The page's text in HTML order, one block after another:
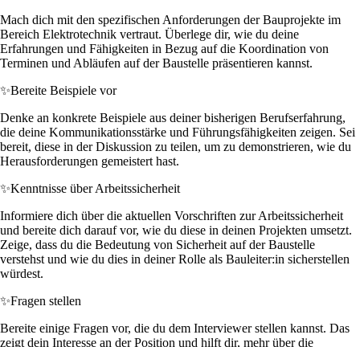
Mach dich mit den spezifischen Anforderungen der Bauprojekte im
Bereich Elektrotechnik vertraut. Überlege dir, wie du deine
Erfahrungen und Fähigkeiten in Bezug auf die Koordination von
Terminen und Abläufen auf der Baustelle präsentieren kannst.
✨Bereite Beispiele vor
Denke an konkrete Beispiele aus deiner bisherigen Berufserfahrung,
die deine Kommunikationsstärke und Führungsfähigkeiten zeigen. Sei
bereit, diese in der Diskussion zu teilen, um zu demonstrieren, wie du
Herausforderungen gemeistert hast.
✨Kenntnisse über Arbeitssicherheit
Informiere dich über die aktuellen Vorschriften zur Arbeitssicherheit
und bereite dich darauf vor, wie du diese in deinen Projekten umsetzt.
Zeige, dass du die Bedeutung von Sicherheit auf der Baustelle
verstehst und wie du dies in deiner Rolle als Bauleiter:in sicherstellen
würdest.
✨Fragen stellen
Bereite einige Fragen vor, die du dem Interviewer stellen kannst. Das
zeigt dein Interesse an der Position und hilft dir, mehr über die